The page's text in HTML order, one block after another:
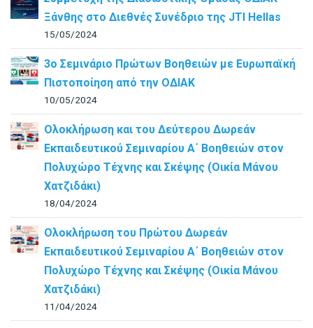
Ξάνθης στο Διεθνές Συνέδριο της JTI Hellas
15/05/2024
3ο Σεμινάριο Πρώτων Βοηθειών με Ευρωπαϊκή
Πιστοποίηση από την ΟΔΙΑΚ
10/05/2024
Ολοκλήρωση και του Δεύτερου Δωρεάν
Εκπαιδευτικού Σεμιναρίου Α΄ Βοηθειών στον
Πολυχώρο Τέχνης και Σκέψης (Οικία Μάνου
Χατζιδάκι)
18/04/2024
Ολοκλήρωση του Πρώτου Δωρεάν
Εκπαιδευτικού Σεμιναρίου Α΄ Βοηθειών στον
Πολυχώρο Τέχνης και Σκέψης (Οικία Μάνου
Χατζιδάκι)
11/04/2024